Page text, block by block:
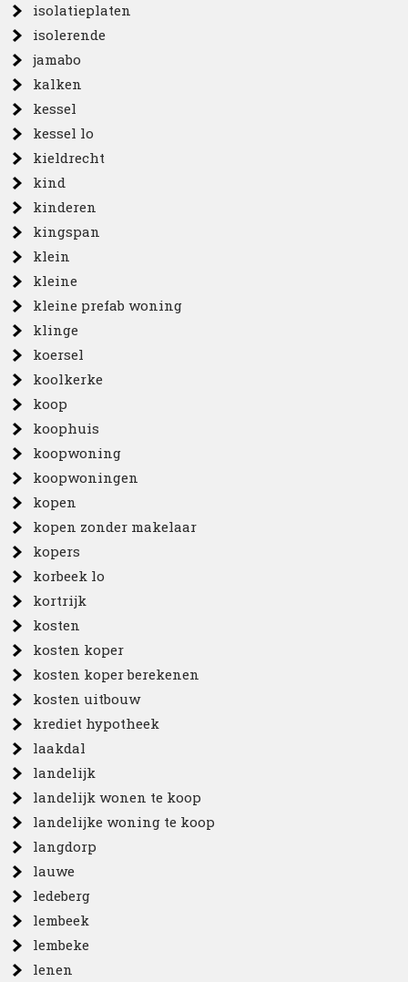
isolatieplaten
isolerende
jamabo
kalken
kessel
kessel lo
kieldrecht
kind
kinderen
kingspan
klein
kleine
kleine prefab woning
klinge
koersel
koolkerke
koop
koophuis
koopwoning
koopwoningen
kopen
kopen zonder makelaar
kopers
korbeek lo
kortrijk
kosten
kosten koper
kosten koper berekenen
kosten uitbouw
krediet hypotheek
laakdal
landelijk
landelijk wonen te koop
landelijke woning te koop
langdorp
lauwe
ledeberg
lembeek
lembeke
lenen